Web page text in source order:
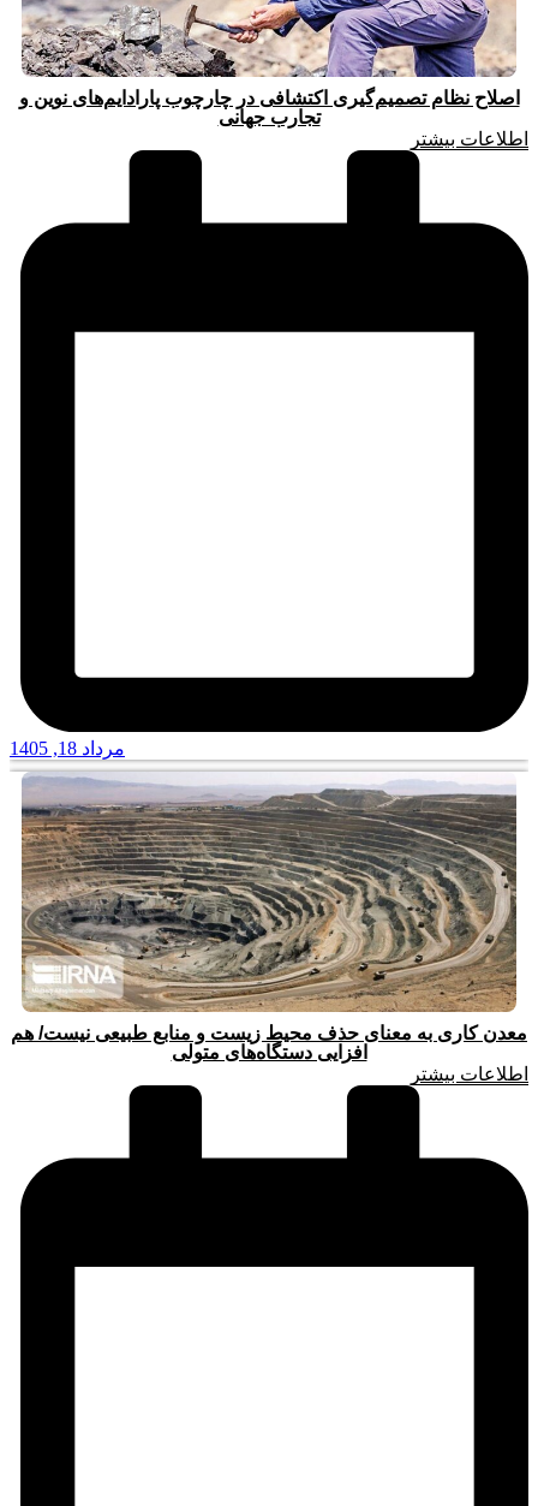
اصلاح نظام تصمیم‌گیری اکتشافی در چارچوب پارادایم‌های نوین و
تجارب جهانی
اطلاعات بیشتر
مرداد 18, 1405
معدن کاری به معنای حذف محیط زیست و منابع طبیعی نیست/ هم
افزایی دستگاه‌های متولی
اطلاعات بیشتر